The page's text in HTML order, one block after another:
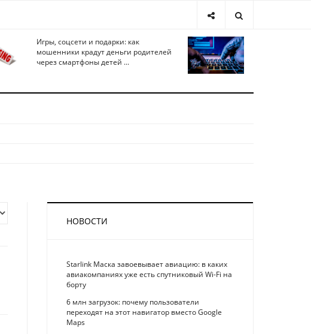
Игры, соцсети и подарки: как
мошенники крадут деньги родителей
через смартфоны детей ...
НОВОСТИ
Starlink Маска завоевывает авиацию: в каких
авиакомпаниях уже есть спутниковый Wi-Fi на
борту
6 млн загрузок: почему пользователи
переходят на этот навигатор вместо Google
Maps